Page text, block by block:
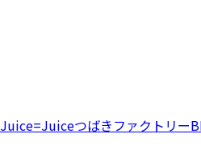
Juice=Juiceつばきファクトリー